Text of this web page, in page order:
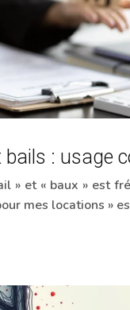
bails : usage
» et « baux » est
mes locations »